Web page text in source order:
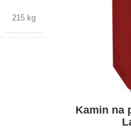
215 kg
Kamin na